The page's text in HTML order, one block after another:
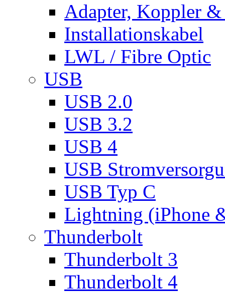
Adapter, Koppler &
Installationskabel
LWL / Fibre Optic
USB
USB 2.0
USB 3.2
USB 4
USB
USB Typ C
Lightning (iPhone
Thunderbolt
Thunderbolt 3
Thunderbolt 4